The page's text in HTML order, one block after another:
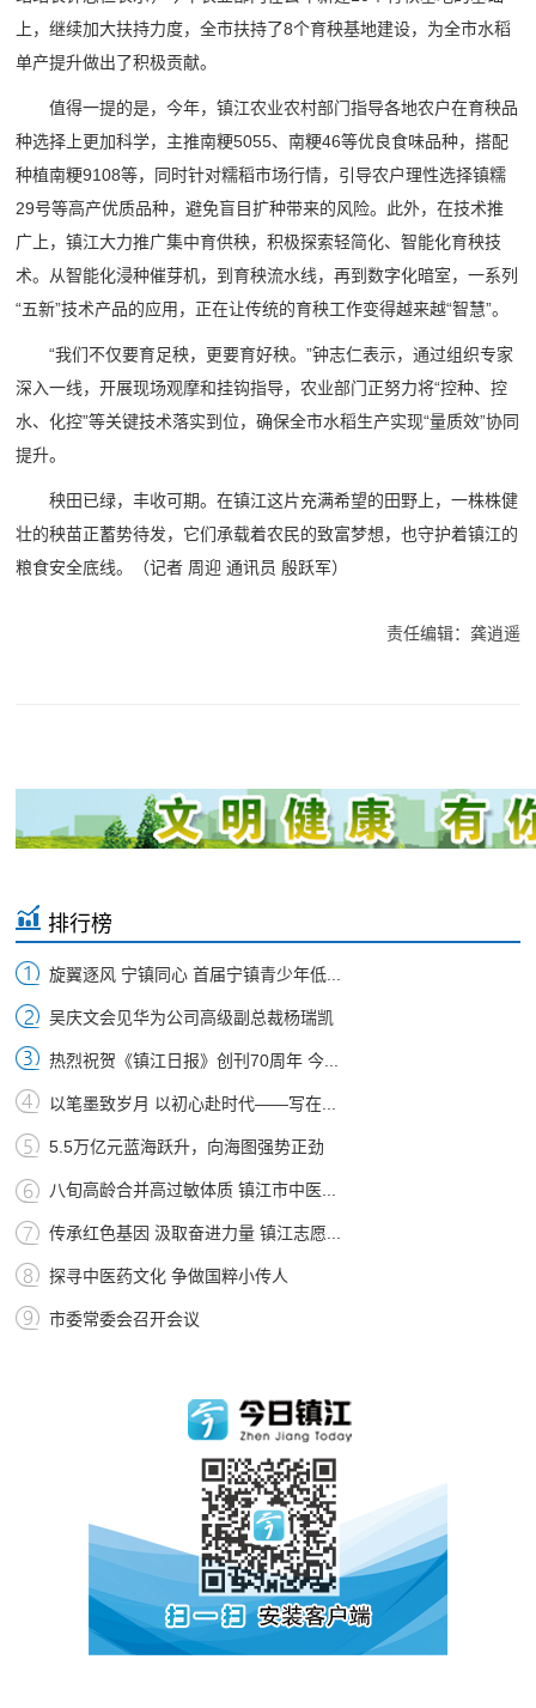
上，继续加大扶持力度，全市扶持了8个育秧基地建设，为全市水稻
单产提升做出了积极贡献。
值得一提的是，今年，镇江农业农村部门指导各地农户在育秧品
种选择上更加科学，主推南粳5055、南粳46等优良食味品种，搭配
种植南粳9108等，同时针对糯稻市场行情，引导农户理性选择镇糯
29号等高产优质品种，避免盲目扩种带来的风险。此外，在技术推
广上，镇江大力推广集中育供秧，积极探索轻简化、智能化育秧技
术。从智能化浸种催芽机，到育秧流水线，再到数字化暗室，一系列
“五新”技术产品的应用，正在让传统的育秧工作变得越来越“智慧”。
“我们不仅要育足秧，更要育好秧。”钟志仁表示，通过组织专家
深入一线，开展现场观摩和挂钩指导，农业部门正努力将“控种、控
水、化控”等关键技术落实到位，确保全市水稻生产实现“量质效”协同
提升。
秧田已绿，丰收可期。在镇江这片充满希望的田野上，一株株健
壮的秧苗正蓄势待发，它们承载着农民的致富梦想，也守护着镇江的
粮食安全底线。（记者 周迎 通讯员 殷跃军）
责任编辑：龚逍遥
排行榜
旋翼逐风 宁镇同心 首届宁镇青少年低...
吴庆文会见华为公司高级副总裁杨瑞凯
热烈祝贺《镇江日报》创刊70周年 今...
以笔墨致岁月 以初心赴时代——写在...
5.5万亿元蓝海跃升，向海图强势正劲
八旬高龄合并高过敏体质 镇江市中医...
传承红色基因 汲取奋进力量 镇江志愿...
探寻中医药文化 争做国粹小传人
市委常委会召开会议